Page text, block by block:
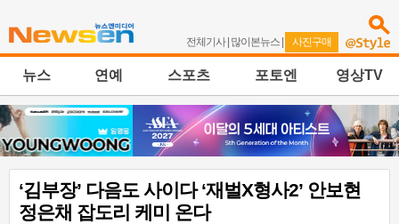
전체기사| 많이본뉴스 | 사진구매
뉴스 연예 스포츠 포토엔 영상TV
‘김부장’ 다음도 사이다 ‘재벌X형사2’ 안보현
정은채 잡도리 케미 온다